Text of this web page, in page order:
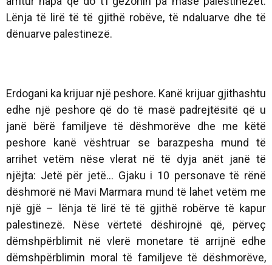
Lënja të lirë të të gjithë robëve, të ndaluarve dhe të
dënuarve palestinezë.
Erdogani ka krijuar një peshore. Kanë krijuar gjithashtu
edhe një peshore që do të masë padrejtësitë që u
janë bërë familjeve të dëshmorëve dhe me këtë
peshore kanë vështruar se barazpesha mund të
arrihet vetëm nëse vlerat në të dyja anët janë të
njëjta: Jetë për jetë... Gjaku i 10 personave të rënë
dëshmorë në Mavi Marmara mund të lahet vetëm me
një gjë – lënja të lirë të të gjithë robërve të kapur
palestinezë. Nëse vërtetë dëshirojnë që, përveç
dëmshpërblimit në vlerë monetare të arrijnë edhe
dëmshpërblimin moral të familjeve të dëshmorëve,